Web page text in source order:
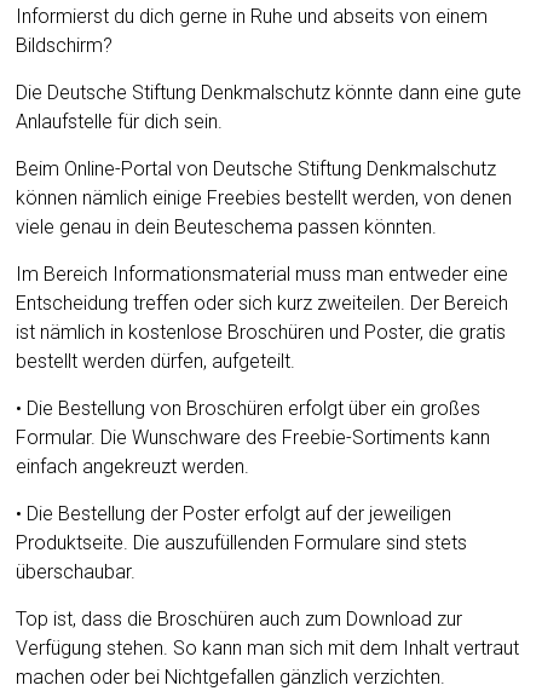
Informierst du dich gerne in Ruhe und abseits von einem
Bildschirm?
Die Deutsche Stiftung Denkmalschutz könnte dann eine gute
Anlaufstelle für dich sein.
Beim Online-Portal von Deutsche Stiftung Denkmalschutz
können nämlich einige Freebies bestellt werden, von denen
viele genau in dein Beuteschema passen könnten.
Im Bereich Informationsmaterial muss man entweder eine
Entscheidung treffen oder sich kurz zweiteilen. Der Bereich
ist nämlich in kostenlose Broschüren und Poster, die gratis
bestellt werden dürfen, aufgeteilt.
• Die Bestellung von Broschüren erfolgt über ein großes
Formular. Die Wunschware des Freebie-Sortiments kann
einfach angekreuzt werden.
• Die Bestellung der Poster erfolgt auf der jeweiligen
Produktseite. Die auszufüllenden Formulare sind stets
überschaubar.
Top ist, dass die Broschüren auch zum Download zur
Verfügung stehen. So kann man sich mit dem Inhalt vertraut
machen oder bei Nichtgefallen gänzlich verzichten.